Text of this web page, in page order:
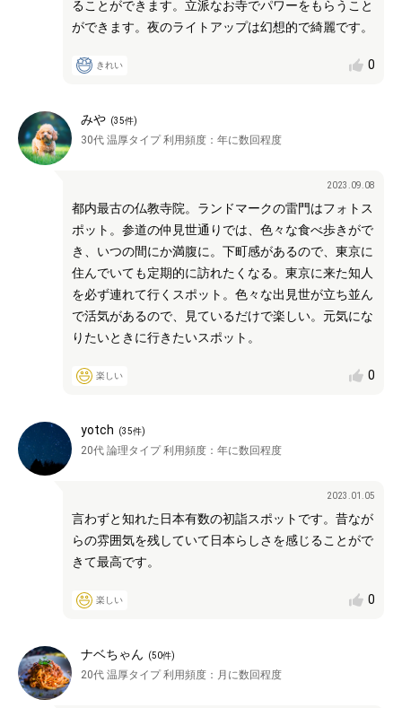
ることができます。立派なお寺でパワーをもらうこと
ができます。夜のライトアップは幻想的で綺麗です。
きれい 0
みや (35件)
30代 温厚タイプ利用頻度： 年に数回程度
2023.09.08
都内最古の仏教寺院。ランドマークの雷門はフォトス
ポット。参道の仲見世通りでは、色々な食べ歩きがで
き、いつの間にか満腹に。下町感があるので、東京に
住んでいても定期的に訪れたくなる。東京に来た知人
を必ず連れて行くスポット。色々な出見世が立ち並ん
で活気があるので、見ているだけで楽しい。元気にな
りたいときに行きたいスポット。
楽しい 0
yotch (35件)
20代 論理タイプ利用頻度： 年に数回程度
2023.01.05
言わずと知れた日本有数の初詣スポットです。昔なが
らの雰囲気を残していて日本らしさを感じることがで
きて最高です。
楽しい 0
ナベちゃん (50件)
20代 温厚タイプ利用頻度： 月に数回程度